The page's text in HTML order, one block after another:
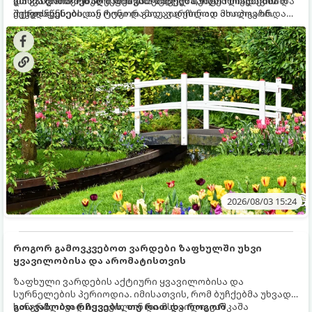
ქვედა ფენებიდან ტენი დამოუკიდებლად მოიპოვონ.
შეხვდნენ.
ოქროს წესებს, თუ როგორ გადავარჩინოთ ახალგაზრდა
ხეები ზაფხულის სიცხეში:
2026/08/03 15:24
როგორ გამოვკვებოთ ვარდები ზაფხულში უხვი
ყვავილობისა და არომატისთვის
ზაფხული ვარდების აქტიური ყვავილობისა და
სურნელების პერიოდია. იმისათვის, რომ ბუჩქებმა უხვად,
ხანგრძლივად იყვავილონ და მსხვილი, კაშკაშა
გთავაზობთ რჩევებს, თუ რით და როგორ